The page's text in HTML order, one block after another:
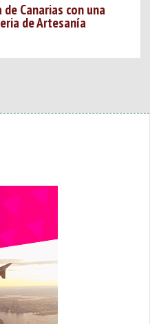
Canarias con una
de Artesanía